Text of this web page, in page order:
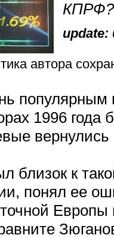
КПРФ?
update:
автора
популярным
1996 года
вернулись
близок к
понял ее